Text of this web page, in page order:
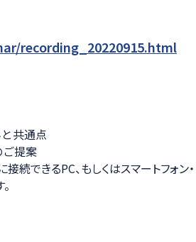
recording_20220915.html
共通点
提案
続できるPC、もしくはスマートフォン・